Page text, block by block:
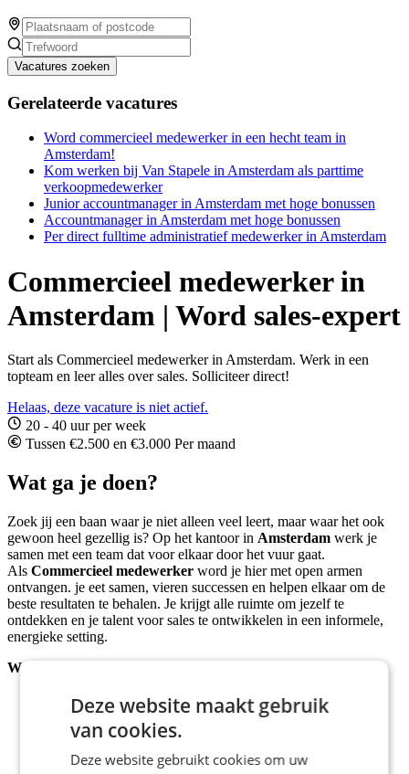
Vacatures zoeken
Gerelateerde vacatures
Word commercieel medewerker in een hecht team in
Amsterdam!
Kom werken bij Van Stapele in Amsterdam als parttime
verkoopmedewerker
Junior accountmanager in Amsterdam met hoge bonussen
Accountmanager in Amsterdam met hoge bonussen
Per direct fulltime administratief medewerker in Amsterdam
Commercieel medewerker in
Amsterdam | Word sales-expert
Start als Commercieel medewerker in Amsterdam. Werk in een
topteam en leer alles over sales. Solliciteer direct!
Helaas, deze vacature is niet actief.
20 - 40 uur per week
Tussen €2.500 en €3.000 Per maand
Wat ga je doen?
Zoek jij een baan waar je niet alleen veel leert, maar waar het ook
gewoon heel gezellig is? Op het kantoor in Amsterdam werk je
samen met een team dat voor elkaar door het vuur gaat.
Als Commercieel medewerker word je hier met open armen
ontvangen. je eet samen, vieren successen en helpen elkaar om de
beste resultaten te behalen. Je krijgt alle ruimte om jezelf te
ontdekken en je talent voor sales te ontwikkelen in een informele,
energieke setting.
Wat worden jouw taken?
Je voert klantgesprekken inbound en outbound.
Je leert hoe je gesprekken omzet in sales
Je werkt aan je communicatie en sales vaardigheden
Deze website maakt gebruik
van cookies.
Deze website gebruikt cookies om uw